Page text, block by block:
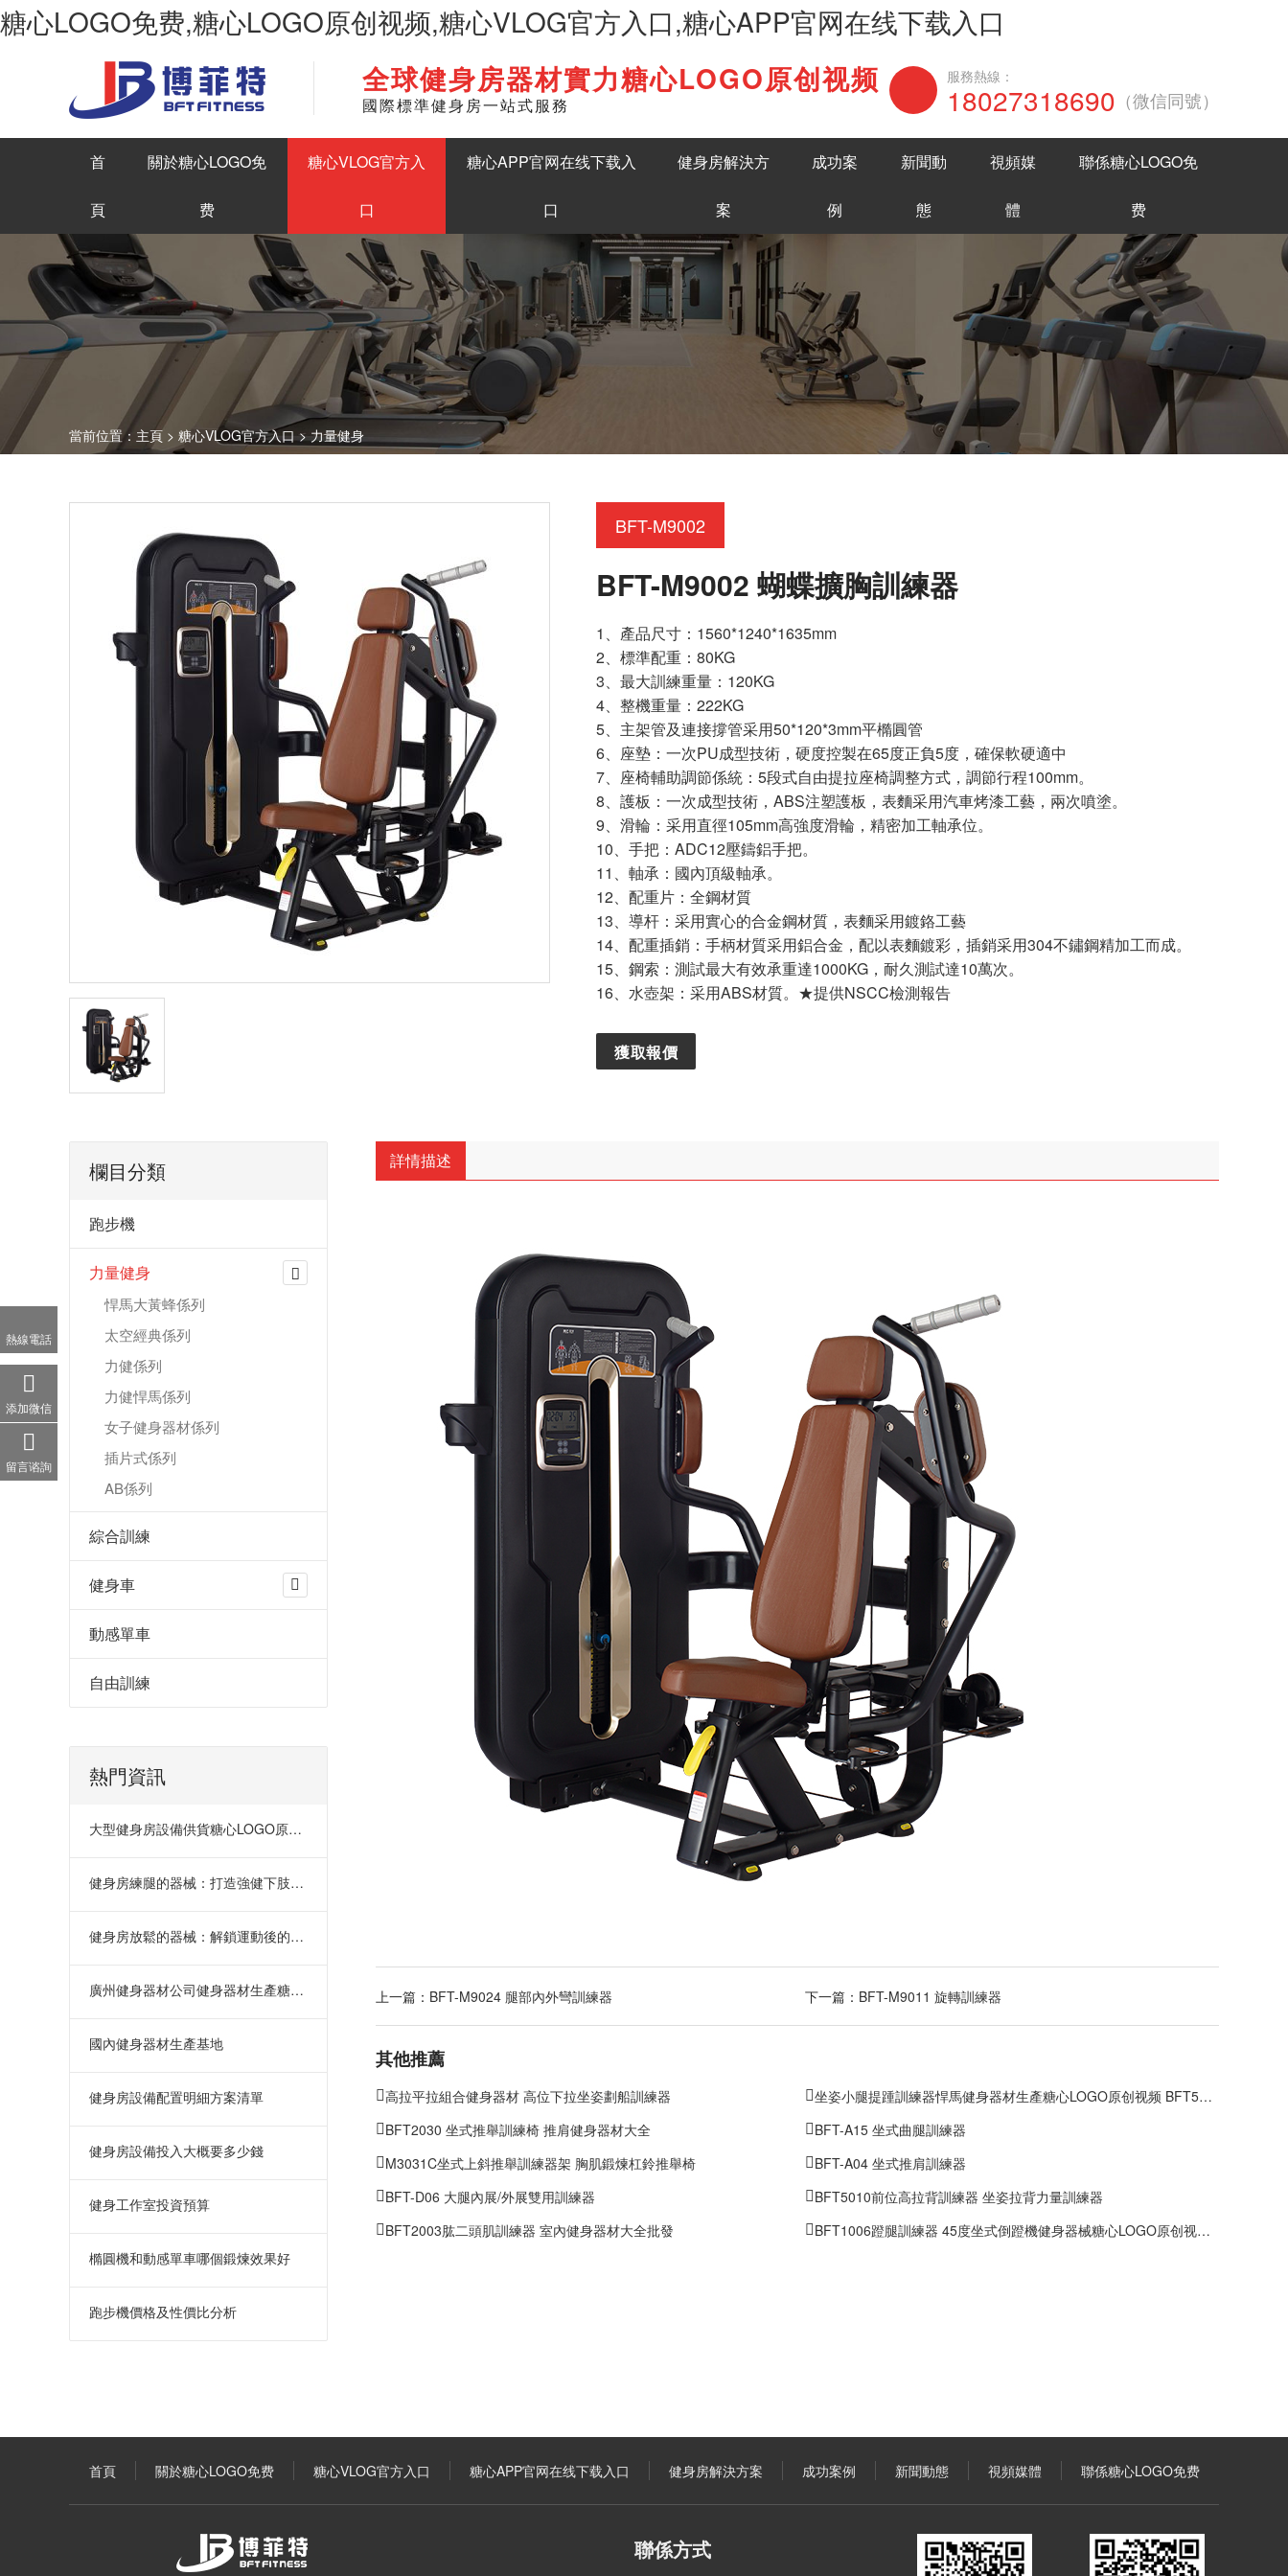
糖心LOGO免费,糖心LOGO原创视频,糖心VLOG官方入口,糖心APP官网在线下载入口
區最大商用健身房器材生產糖心LOGO原创视频 English 在線谘詢
全球健身房器材實力糖心LOGO原创视频
國際標準健身房一站式服務
服務熱線：
18027318690 （微信同號）
首
頁
關於糖心LOGO免
费
糖心VLOG官方入
口
糖心APP官网在线下载入
口
健身房解決方
案
成功案
例
新聞動
態
視頻媒
體
聯係糖心LOGO免
费
當前位置： 主頁 > 糖心VLOG官方入口> 力量健身
BFT-M9002
BFT-M9002 蝴蝶擴胸訓練器
1、產品尺寸：1560*1240*1635mm
2、標準配重：80KG
3、最大訓練重量：120KG
4、整機重量：222KG
5、主架管及連接撐管采用50*120*3mm平橢圓管
6、座墊：一次PU成型技術，硬度控製在65度正負5度，確保軟硬適中
7、座椅輔助調節係統：5段式自由提拉座椅調整方式，調節行程100mm。
8、護板：一次成型技術，ABS注塑護板，表麵采用汽車烤漆工藝，兩次噴塗。
9、滑輪：采用直徑105mm高強度滑輪，精密加工軸承位。
10、手把：ADC12壓鑄鋁手把。
11、軸承：國內頂級軸承。
12、配重片：全鋼材質
13、導杆：采用實心的合金鋼材質，表麵采用鍍鉻工藝
14、配重插銷：手柄材質采用鋁合金，配以表麵鍍彩，插銷采用304不鏽鋼精加工而成。
15、鋼索：測試最大有效承重達1000KG，耐久測試達10萬次。
16、水壺架：采用ABS材質。★提供NSCC檢測報告
獲取報價
詳情描述
上一篇： BFT-M9024 腿部內外彎訓練器 下一篇： BFT-M9011 旋轉訓練器
其他推薦
高拉平拉組合健身器材 高位下拉坐姿劃船訓練器
坐姿小腿提踵訓練器悍馬健身器材生產糖心LOGO原创视频 BFT5017
BFT2030 坐式推舉訓練椅 推肩健身器材大全
BFT-A15 坐式曲腿訓練器
M3031C坐式上斜推舉訓練器架 胸肌鍛煉杠鈴推舉椅
BFT-A04 坐式推肩訓練器
BFT-D06 大腿內展/外展雙用訓練器
BFT5010前位高拉背訓練器 坐姿拉背力量訓練器
BFT2003肱二頭肌訓練器 室內健身器材大全批發
BFT1006蹬腿訓練器 45度坐式倒蹬機健身器械糖心LOGO原创视频批發
欄目分類
跑步機
力量健身
悍馬大黃蜂係列
太空經典係列
力健係列
力健悍馬係列
女子健身器材係列
插片式係列
AB係列
綜合訓練
健身車
動感單車
自由訓練
熱門資訊
大型健身房設備供貨糖心LOGO原创视频
健身房練腿的器械：打造強健下肢的全
健身房放鬆的器械：解鎖運動後的寧靜
廣州健身器材公司健身器材生產糖心LOGO原创视频
國內健身器材生產基地
健身房設備配置明細方案清單
健身房設備投入大概要多少錢
健身工作室投資預算
橢圓機和動感單車哪個鍛煉效果好
跑步機價格及性價比分析
首頁 關於糖心LOGO免费 糖心VLOG官方入口 糖心APP官网在线下载入口 健身房解決方案 成功案例 新聞動態 視頻媒體 聯係糖心LOGO免费
聯係方式
熱線電話
添加微信
留言谘詢